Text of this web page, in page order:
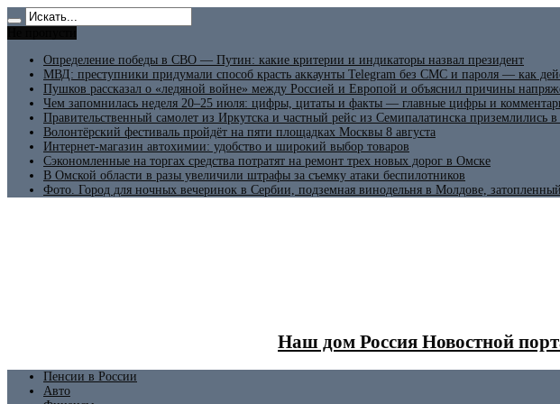
Определение победы в СВО — Путин: какие критерии и индикаторы назвал президент
МВД: преступники придумали способ красть аккаунты Telegram без СМС и пароля — как
Пушков рассказал о «ледяной войне» между Россией и Европой и объяснил причины
Чем запомнилась неделя 20–25 июля: цифры, цитаты и факты — главные цифры и
Правительственный самолет из Иркутска и частный рейс из Семипалатинска приземлились
Волонтёрский фестиваль пройдёт на пяти площадках Москвы 8 августа
Интернет-магазин автохимии: удобство и широкий выбор товаров
Сэкономленные на торгах средства потратят на ремонт трех новых дорог в Омске
В Омской области в разы увеличили штрафы за съемку атаки беспилотников
Фото. Город для ночных вечеринок в Сербии, подземная винодельня в Молдове,
Наш дом Россия Новостной
Пенсии в России
Авто